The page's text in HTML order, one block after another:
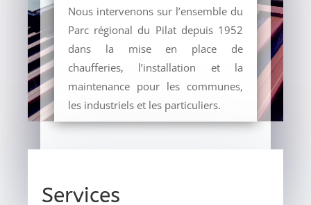
Nous intervenons sur l’ensemble du
Parc régional du Pilat depuis 1952
dans la mise en place de
chaufferies, l’installation et la
maintenance pour les communes,
les industriels et les particuliers.
Services